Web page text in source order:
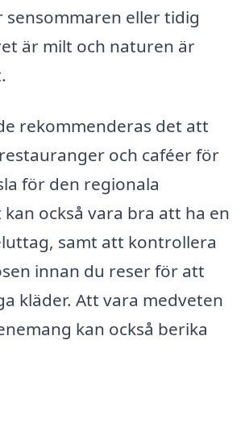
sensommaren eller tidig
är milt och naturen är
rekommenderas det att
och caféer för
för den regionala
också vara bra att ha en
samt att kontrollera
innan du reser för att
kläder. Att vara medveten
kan också berika